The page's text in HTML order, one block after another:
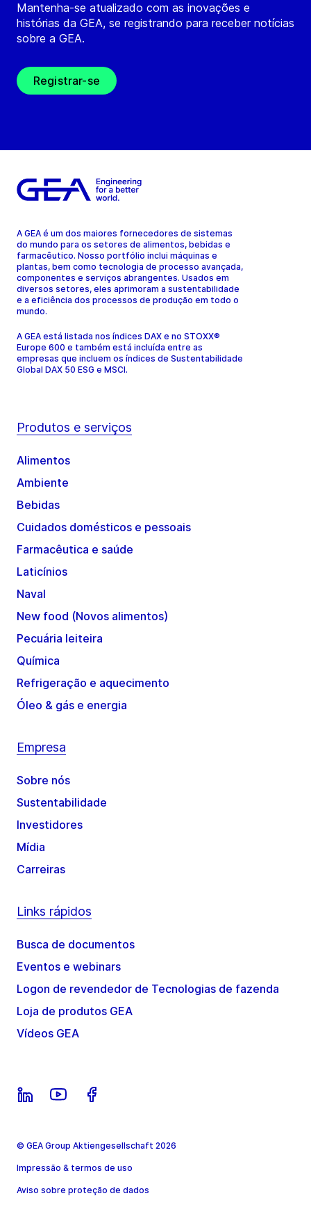
Mantenha-se atualizado com as inovações e
histórias da GEA, se registrando para receber notícias
sobre a GEA.
Registrar-se
A GEA é um dos maiores fornecedores de sistemas
do mundo para os setores de alimentos, bebidas e
farmacêutico. Nosso portfólio inclui máquinas e
plantas, bem como tecnologia de processo avançada,
componentes e serviços abrangentes. Usados em
diversos setores, eles aprimoram a sustentabilidade
e a eficiência dos processos de produção em todo o
mundo.
A GEA está listada nos índices DAX e no STOXX®
Europe 600 e também está incluída entre as
empresas que incluem os índices de Sustentabilidade
Global DAX 50 ESG e MSCI.
Produtos e serviços
Alimentos
Ambiente
Bebidas
Cuidados domésticos e pessoais
Farmacêutica e saúde
Laticínios
Naval
New food (Novos alimentos)
Pecuária leiteira
Química
Refrigeração e aquecimento
Óleo & gás e energia
Empresa
Sobre nós
Sustentabilidade
Investidores
Mídia
Carreiras
Links rápidos
Busca de documentos
Eventos e webinars
Logon de revendedor de Tecnologias de fazenda
Loja de produtos GEA
Vídeos GEA
© GEA Group Aktiengesellschaft 2026
Impressão & termos de uso
Aviso sobre proteção de dados